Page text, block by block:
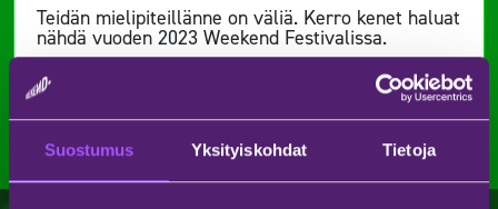
Suostumus Yksityiskohdat Tietoja
Teidän mielipiteillänne on väliä. Kerro kenet haluat
nähdä vuoden 2023 Weekend Festivalissa.